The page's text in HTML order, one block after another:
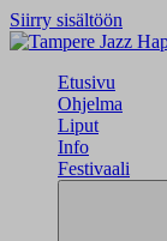
Siirry sisältöön
Etusivu
Ohjelma
Liput
Info
Festivaali